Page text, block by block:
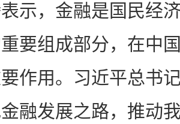
，金融是国民经济
要组成部分，在中
作用。习近平总书
融发展之路，推动